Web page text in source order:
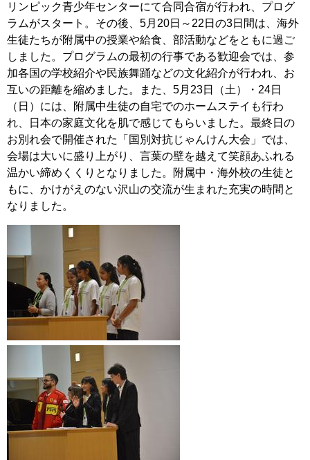
リンピック青少年センターにて合同合宿が行われ、プログ
ラムがスタート。その後、5月20日～22日の3日間は、海外
生徒たちが附属中の授業や給食、部活動などをともに過ご
しました。プログラムの最初の行事である歓迎会では、参
加各国の学校紹介や民族舞踊などの文化紹介が行われ、お
互いの距離を縮めました。また、5月23日（土）・24日
（日）には、附属中生徒の自宅でのホームステイも行わ
れ、日本の家庭文化を肌で感じてもらいました。最終日の
お別れ会で開催された「国別対抗じゃんけん大会」では、
会場は大いに盛り上がり、言葉の壁を越えて笑顔あふれる
温かい締めくくりとなりました。附属中・海外校の生徒と
もに、かけがえのない沢山の交流が生まれた充実の時間と
なりました。